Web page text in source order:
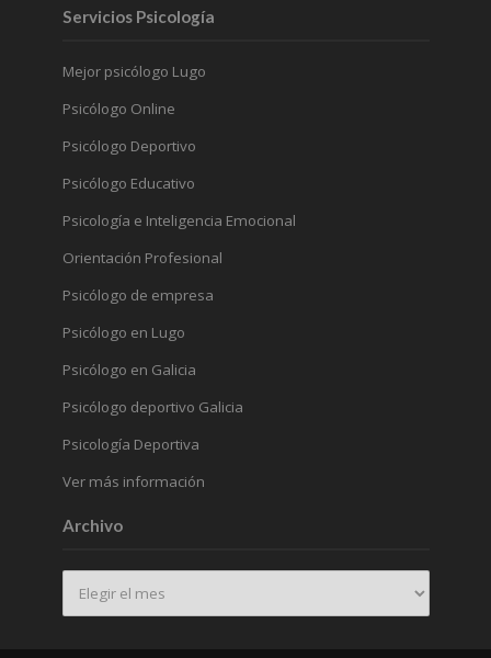
Servicios Psicología
Mejor psicólogo Lugo
Psicólogo Online
Psicólogo Deportivo
Psicólogo Educativo
Psicología e Inteligencia Emocional
Orientación Profesional
Psicólogo de empresa
Psicólogo en Lugo
Psicólogo en Galicia
Psicólogo deportivo Galicia
Psicología Deportiva
Ver más información
Archivo
Archivo